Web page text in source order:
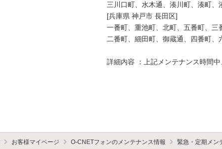
三川口町、水木通、湊川町、湊町
[兵庫県 神戸市 長田区]
一番町、重池町、北町、五番町、三
二番町、細田町、御蔵通、四番町、
詳細内容 ：上記メンテナンス時間
お客様マイページ O-CNETフォンのメンテナンス情報 緊急・定期メン